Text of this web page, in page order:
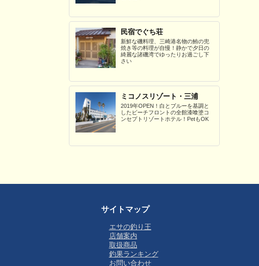
民宿でぐち荘
新鮮な磯料理、三崎港名物の鮪の兜
焼き等の料理が自慢！静かで夕日の
綺麗な諸磯湾でゆったりお過ごし下
さい
ミコノスリゾート・三浦
2019年OPEN！白とブルーを基調と
したビーチフロントの全館漆喰塗コ
ンセプトリゾートホテル！PetもOK
サイトマップ
エサの釣り王
店舗案内
取扱商品
釣果ランキング
お問い合わせ